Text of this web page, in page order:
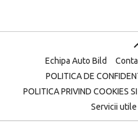
Echipa Auto Bild
POLITICA DE
POLITICA PRIVIND COOKIES
Servicii utile